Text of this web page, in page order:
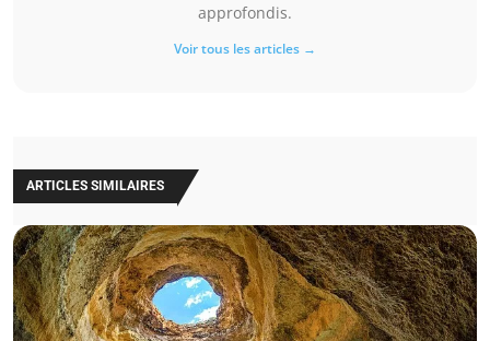
approfondis.
Voir tous les articles →
ARTICLES SIMILAIRES